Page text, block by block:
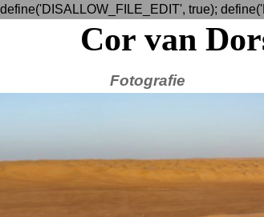
define('DISALLOW_FILE_EDIT', true);
Cor van
Fotografie